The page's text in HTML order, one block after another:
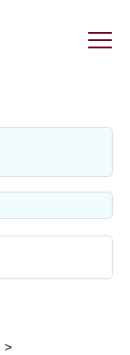
>